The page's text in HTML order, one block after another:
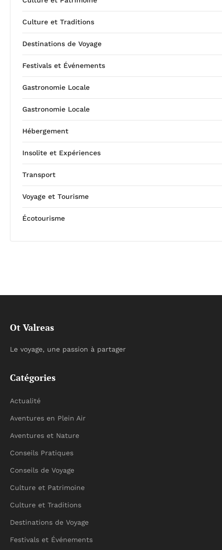
Culture et Traditions
Destinations de Voyage
Festivals et Événements
Gastronomie Locale
Gastronomie Locale
Hébergement
Insolite et Expériences
Transport
Voyage et Tourisme
Écotourisme
Ot Valreas
Le voyage, une passion à partager
Catégories
Actualité
Aventures en Plein Air
Aventures et Nature
Conseils Pratiques
Conseils de Voyage
Culture et Patrimoine
Culture et Traditions
Destinations de Voyage
Festivals et Événements